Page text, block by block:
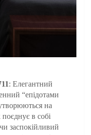
: Елегантний
“епідотами
на
в собі
заспокійливий